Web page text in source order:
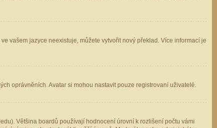
vašem jazyce neexistuje, můžete vytvořit nový překlad. Více informací je
oprávněních. Avatar si mohou nastavit pouze registrovaní uživatelé.
Většina boardů používají hodnocení úrovní k rozlišení počtu vámi